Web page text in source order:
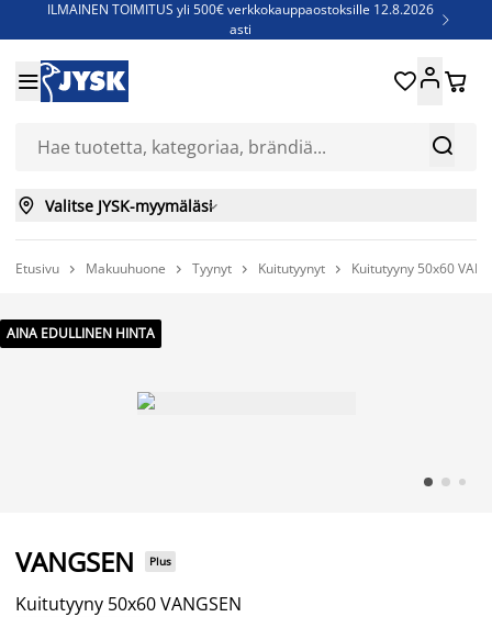
ILMAINEN TOIMITUS yli 500€ verkkokauppaostoksille 12.8.2026
asti

Jenkkisänkyjä - Säästä jopa 60%


 
 Valitse JYSK-myymäläsi
Etusivu  Makuuhuone  Tyynyt  Kuitutyynyt  Kuitutyyny 50x60
AINA EDULLINEN HINTA
VANGSEN Plus
Kuitutyyny 50x60 VANGSEN